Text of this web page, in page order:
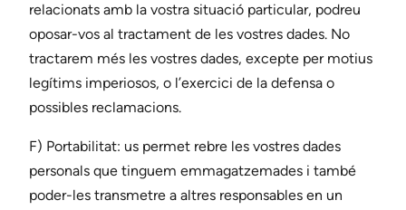
relacionats amb la vostra situació particular, podreu
oposar-vos al tractament de les vostres dades. No
tractarem més les vostres dades, excepte per motius
legítims imperiosos, o l’exercici de la defensa o
possibles reclamacions.
F) Portabilitat: us permet rebre les vostres dades
personals que tinguem emmagatzemades i també
poder-les transmetre a altres responsables en un